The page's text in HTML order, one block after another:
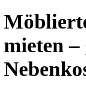
mieten